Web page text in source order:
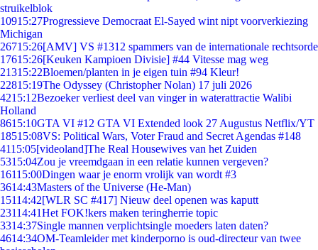
struikelblok
10915:27Progressieve Democraat El-Sayed wint nipt voorverkiezing
Michigan
26715:26[AMV] VS #1312 spammers van de internationale rechtsorde
17615:26[Keuken Kampioen Divisie] #44 Vitesse mag weg
21315:22Bloemen/planten in je eigen tuin #94 Kleur!
22815:19The Odyssey (Christopher Nolan) 17 juli 2026
4215:12Bezoeker verliest deel van vinger in waterattractie Walibi
Holland
8615:10GTA VI #12 GTA VI Extended look 27 Augustus Netflix/YT
18515:08VS: Political Wars, Voter Fraud and Secret Agendas #148
4115:05[videoland]The Real Housewives van het Zuiden
5315:04Zou je vreemdgaan in een relatie kunnen vergeven?
16115:00Dingen waar je enorm vrolijk van wordt #3
3614:43Masters of the Universe (He-Man)
15114:42[WLR SC #417] Nieuw deel openen was kaputt
23114:41Het FOK!kers maken teringherrie topic
3314:37Single mannen verplichtsingle moeders laten daten?
4614:34OM-Teamleider met kinderporno is oud-directeur van twee